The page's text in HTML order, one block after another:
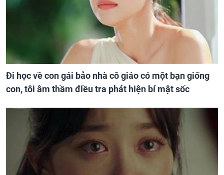
Đi học về con gái bảo nhà cô giáo có một bạn giống
con, tôi âm thầm điều tra phát hiện bí mật sốc